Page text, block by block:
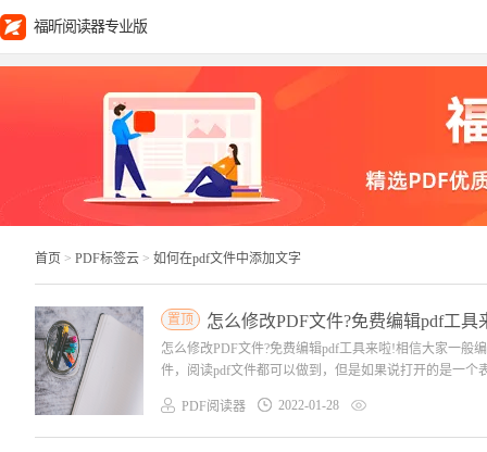
福昕阅读器专业版
首页 > PDF标签云 > 如何在pdf文件中添加文字
置顶 怎么修改PDF文件?免费编辑pdf工具
怎么修改PDF文件?免费编辑pdf工具来啦!相信大家一般
件，阅读pdf文件都可以做到，但是如果说打开的是一
PDF阅读器 2022-01-28